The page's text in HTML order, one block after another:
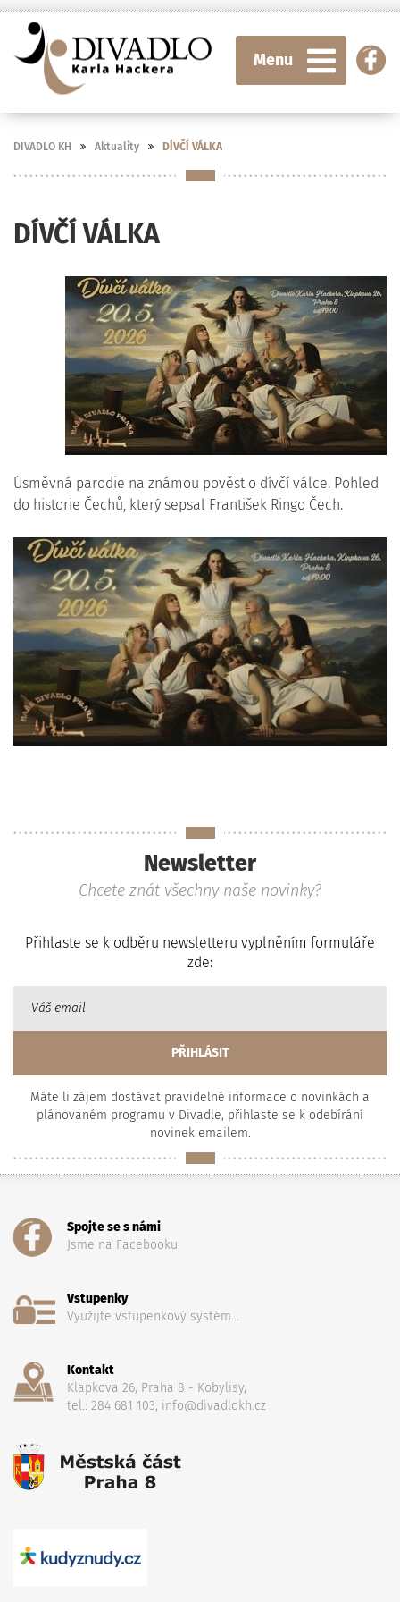
Menu
DIVADLO KH Aktuality DÍVČÍ VÁLKA
DÍVČÍ VÁLKA
Úsměvná parodie na známou pověst o dívčí válce. Pohled
do historie Čechů, který sepsal František Ringo Čech.
Newsletter
Chcete znát všechny naše novinky?
Přihlaste se k odběru newsletteru vyplněním formuláře
zde:
Máte li zájem dostávat pravidelné informace o novinkách a
plánovaném programu v Divadle, přihlaste se k odebírání
novinek emailem.
Spojte se s námi
Jsme na Facebooku
Vstupenky
Využijte vstupenkový systém...
Kontakt
Klapkova 26, Praha 8 - Kobylisy,
tel.: 284 681 103, info@divadlokh.cz